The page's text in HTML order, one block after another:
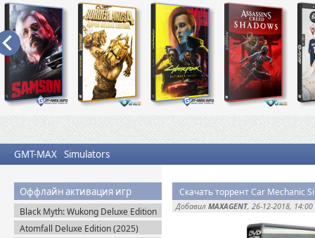
GMT-MAX Simulators
Оффлайн активация игр
Black Myth: Wukong Deluxe Edition
(2024) Portable
Atomfall Deluxe Edition (2025)
Добавил MAXAGENT, 26-12-2018, 14:00